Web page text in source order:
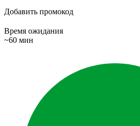
Добавить промокод
Время ожидания
~60 мин